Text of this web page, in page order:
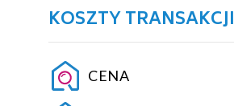
KOSZTY TRANSAKCJI
CENA